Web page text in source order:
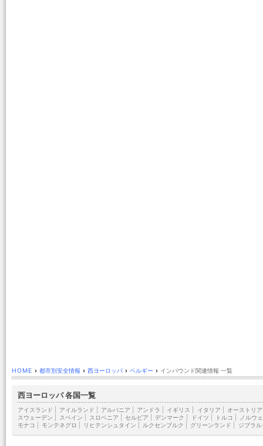
HOME › 都市別安全情報 › 西ヨーロッパ › ベルギー › インバウンド関連情報 一覧
西ヨーロッパ 各国一覧
アイスランド アイルランド アルバニア アンドラ イギリス イタリア オーストリア
スウェーデン
スペイン スロベニア セルビア デンマーク ドイツ トルコ
ノルウ
モナコ
モンテネグロ リヒテンシュタイン ルクセンブルク グリーンランド ジブラル